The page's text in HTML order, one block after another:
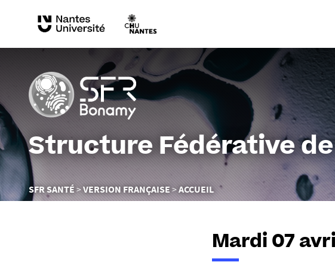
Structure Fédérative
Vous
êtes
SFR SANTÉ VERSION FRANÇAISE ACCUEIL
Mardi 07